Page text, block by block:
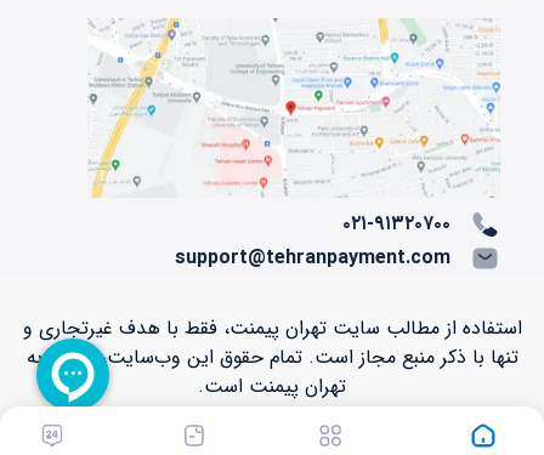
۰۲۱-۹۱۳۲۰۷۰۰
support@tehranpayment.com
استفاده از مطالب سایت تهران پیمنت، فقط با هدف غیرتجاری و
تنها با ذکر منبع مجاز است. تمام حقوق اين وب‌سايت، متعلق به
تهران پیمنت است.
Copyright © ۲۰۱۲ - ۲۰۲۶ TehranPayment.com